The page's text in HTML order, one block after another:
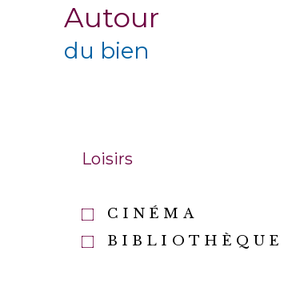
Autour
du bien
Loisirs
CINÉMA
BIBLIOTHÈQUE